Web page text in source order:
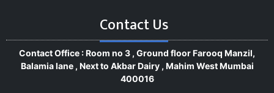
Contact Us
Contact Office : Room no 3 , Ground floor Farooq Manzil,
Balamia lane , Next to Akbar Dairy , Mahim West Mumbai
400016